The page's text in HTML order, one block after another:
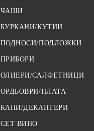
ЧАШИ
БУРКАНИ/КУТИИ
ПОДНОСИ/ПОДЛОЖКИ
ПРИБОРИ
ОЛИЕРИ/САЛФЕТНИЦИ
ОРДЬОВРИ/ПЛАТА
КАНИ/ДЕКАНТЕРИ
СЕТ ВИНО